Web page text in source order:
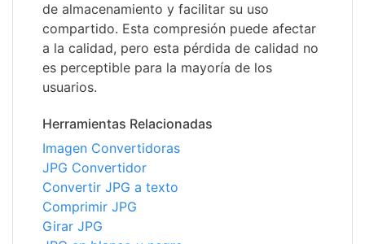
de almacenamiento y facilitar su uso
compartido. Esta compresión puede afectar
a la calidad, pero esta pérdida de calidad no
es perceptible para la mayoría de los
usuarios.
Herramientas Relacionadas
Imagen Convertidoras
JPG Convertidor
Convertir JPG a texto
Comprimir JPG
Girar JPG